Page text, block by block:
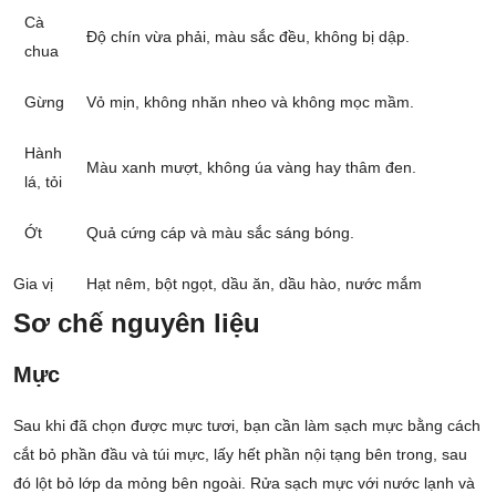
Cà
chua
Độ chín vừa phải, màu sắc đều, không bị dập.
Gừng Vỏ mịn, không nhăn nheo và không mọc mầm.
Hành
lá, tỏi
Màu xanh mượt, không úa vàng hay thâm đen.
Ớt Quả cứng cáp và màu sắc sáng bóng.
Gia vị Hạt nêm, bột ngọt, dầu ăn, dầu hào, nước mắm
Sơ chế nguyên liệu
Mực
Sau khi đã chọn được mực tươi, bạn cần làm sạch mực bằng cách
cắt bỏ phần đầu và túi mực, lấy hết phần nội tạng bên trong, sau
đó lột bỏ lớp da mỏng bên ngoài. Rửa sạch mực với nước lạnh và